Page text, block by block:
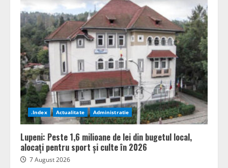
.Index Actualitate Administratie
Lupeni: Peste 1,6 milioane de lei din bugetul local,
alocați pentru sport și culte în 2026
7 August 2026